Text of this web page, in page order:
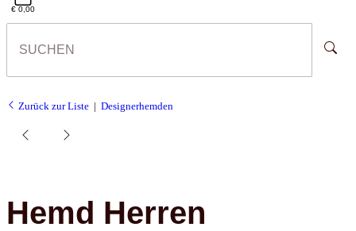
€ 0,00
Zurück zur Liste Designerhemden
Hemd Herren